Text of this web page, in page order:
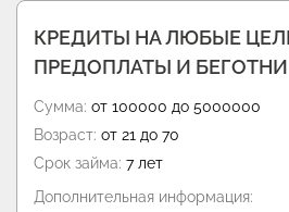
КРЕДИТЫ НА ЛЮБЫЕ
ПРЕДОПЛАТЫ И
Сумма: от 100000 до 5000000
Возраст: от 21 до 70
Срок займа: 7 лет
Дополнительная информация: